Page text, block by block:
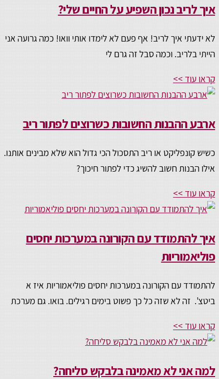
איך לריב נכון השפיע על החיים שלי?
לא ידעתי איך לריב! אף פעם לא לימדו אותי וואו! כמה גרועה אני
הייתי בלריב. וכמה סבל זה גרם לי
קראו עוד >>
ארבע ההבנות החשובות כשרוצים לפתור ריב
כשיש קונפליקט או ריב התסכול הכי גדול הוא שלא מבינים אותנו.
אילו הבנות חשוב להשיג כדי לפתור חיכוך?
קראו עוד >>
איך להתמודד עם הקורונה במערכות יחסים
פוליאמוריות
להתמודד עם הקורונה במערכות יחסים פוליאמוריות איז א
ביטצ'. זה לא שזה כל כך פשוט בימים רגילים. בואו. גם מערכת
קראו עוד >>
למה אני לא מאמינה בלבקש סליחה?